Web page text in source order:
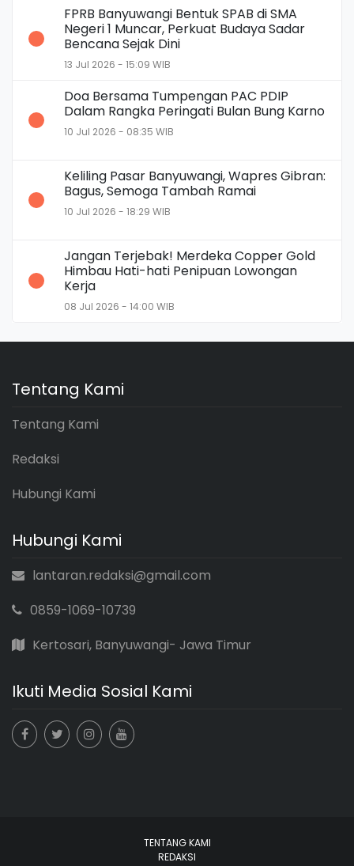
FPRB Banyuwangi Bentuk SPAB di SMA
Negeri 1 Muncar, Perkuat Budaya Sadar
Bencana Sejak Dini
13 Jul 2026 - 15:09 WIB
Doa Bersama Tumpengan PAC PDIP
Dalam Rangka Peringati Bulan Bung Karno
10 Jul 2026 - 08:35 WIB
Keliling Pasar Banyuwangi, Wapres Gibran:
Bagus, Semoga Tambah Ramai
10 Jul 2026 - 18:29 WIB
Jangan Terjebak! Merdeka Copper Gold
Himbau Hati-hati Penipuan Lowongan
Kerja
08 Jul 2026 - 14:00 WIB
Tentang Kami
Tentang Kami
Redaksi
Hubungi Kami
Hubungi Kami
lantaran.redaksi@gmail.com
0859-1069-10739
Kertosari, Banyuwangi- Jawa Timur
Ikuti Media Sosial Kami
TENTANG KAMI
REDAKSI